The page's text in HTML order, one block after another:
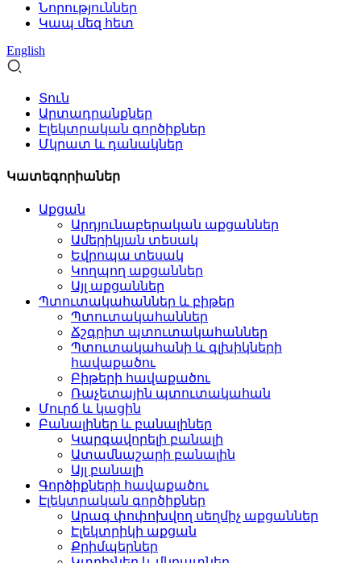
Նորություններ
Կապ մեզ հետ
English
Տուն
Արտադրանքներ
Էլեկտրական գործիքներ
Մկրատ և դանակներ
Կատեգորիաներ
Աքցան
Արդյունաբերական աքցաններ
Ամերիկյան տեսակ
Եվրոպա տեսակ
Կողպող աքցաններ
Այլ աքցաններ
Պտուտակահաններ և բիթեր
Պտուտակահաններ
Ճշգրիտ պտուտակահաններ
Պտուտակահանի և գլխիկների
հավաքածու
Բիթերի հավաքածու
Ռաչետային պտուտակահան
Մուրճ և կացին
Բանալիներ և բանալիներ
Կարգավորելի բանալի
Ատամնաշարի բանալին
Այլ բանալի
Գործիքների հավաքածու
Էլեկտրական գործիքներ
Արագ փոփոխվող սեղմիչ աքցաններ
Էլեկտրիկի աքցան
Քրիմպերներ